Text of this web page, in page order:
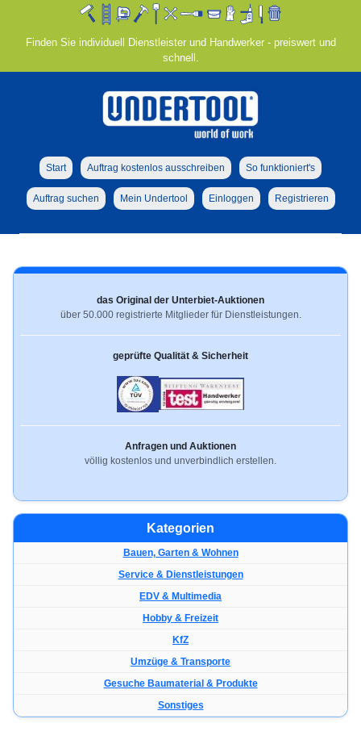
Finden Sie individuell Dienstleister und Handwerker - preiswert und
schnell.
Start Auftrag kostenlos ausschreiben So funktioniert's
Auftrag suchen Mein Undertool Einloggen Registrieren
das Original der Unterbiet-Auktionen
über 50.000 registrierte Mitglieder für Dienstleistungen.
geprüfte Qualität & Sicherheit
Anfragen und Auktionen
völlig kostenlos und unverbindlich erstellen.
Kategorien
Bauen, Garten & Wohnen
Service & Dienstleistungen
EDV & Multimedia
Hobby & Freizeit
KfZ
Umzüge & Transporte
Gesuche Baumaterial & Produkte
Sonstiges